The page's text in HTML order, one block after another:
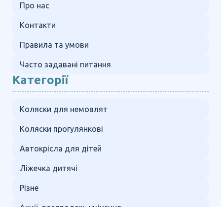
Про нас
Контакти
Правила та умови
Часто задавані питання
Категорії
Коляски для немовлят
Коляски прогулянкові
Автокрісла для дітей
Ліжечка дитячі
Різне